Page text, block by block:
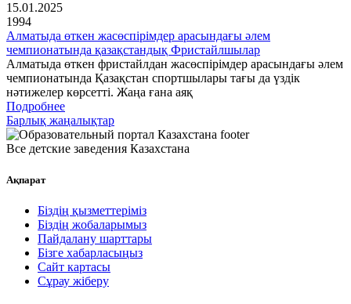
15.01.2025
1994
Алматыда өткен жасөспірімдер арасындағы әлем
чемпионатында қазақстандық Фристайлшылар
Алматыда өткен фристайлдан жасөспірімдер арасындағы әлем
чемпионатында Қазақстан спортшылары тағы да үздік
нәтижелер көрсетті. Жаңа ғана аяқ
Подробнее
Барлық жаңалықтар
Все детские заведения Казахстана
Ақпарат
Біздің қызметтеріміз
Біздің жобаларымыз
Пайдалану шарттары
Бізге хабарласыңыз
Сайт картасы
Сұрау жіберу